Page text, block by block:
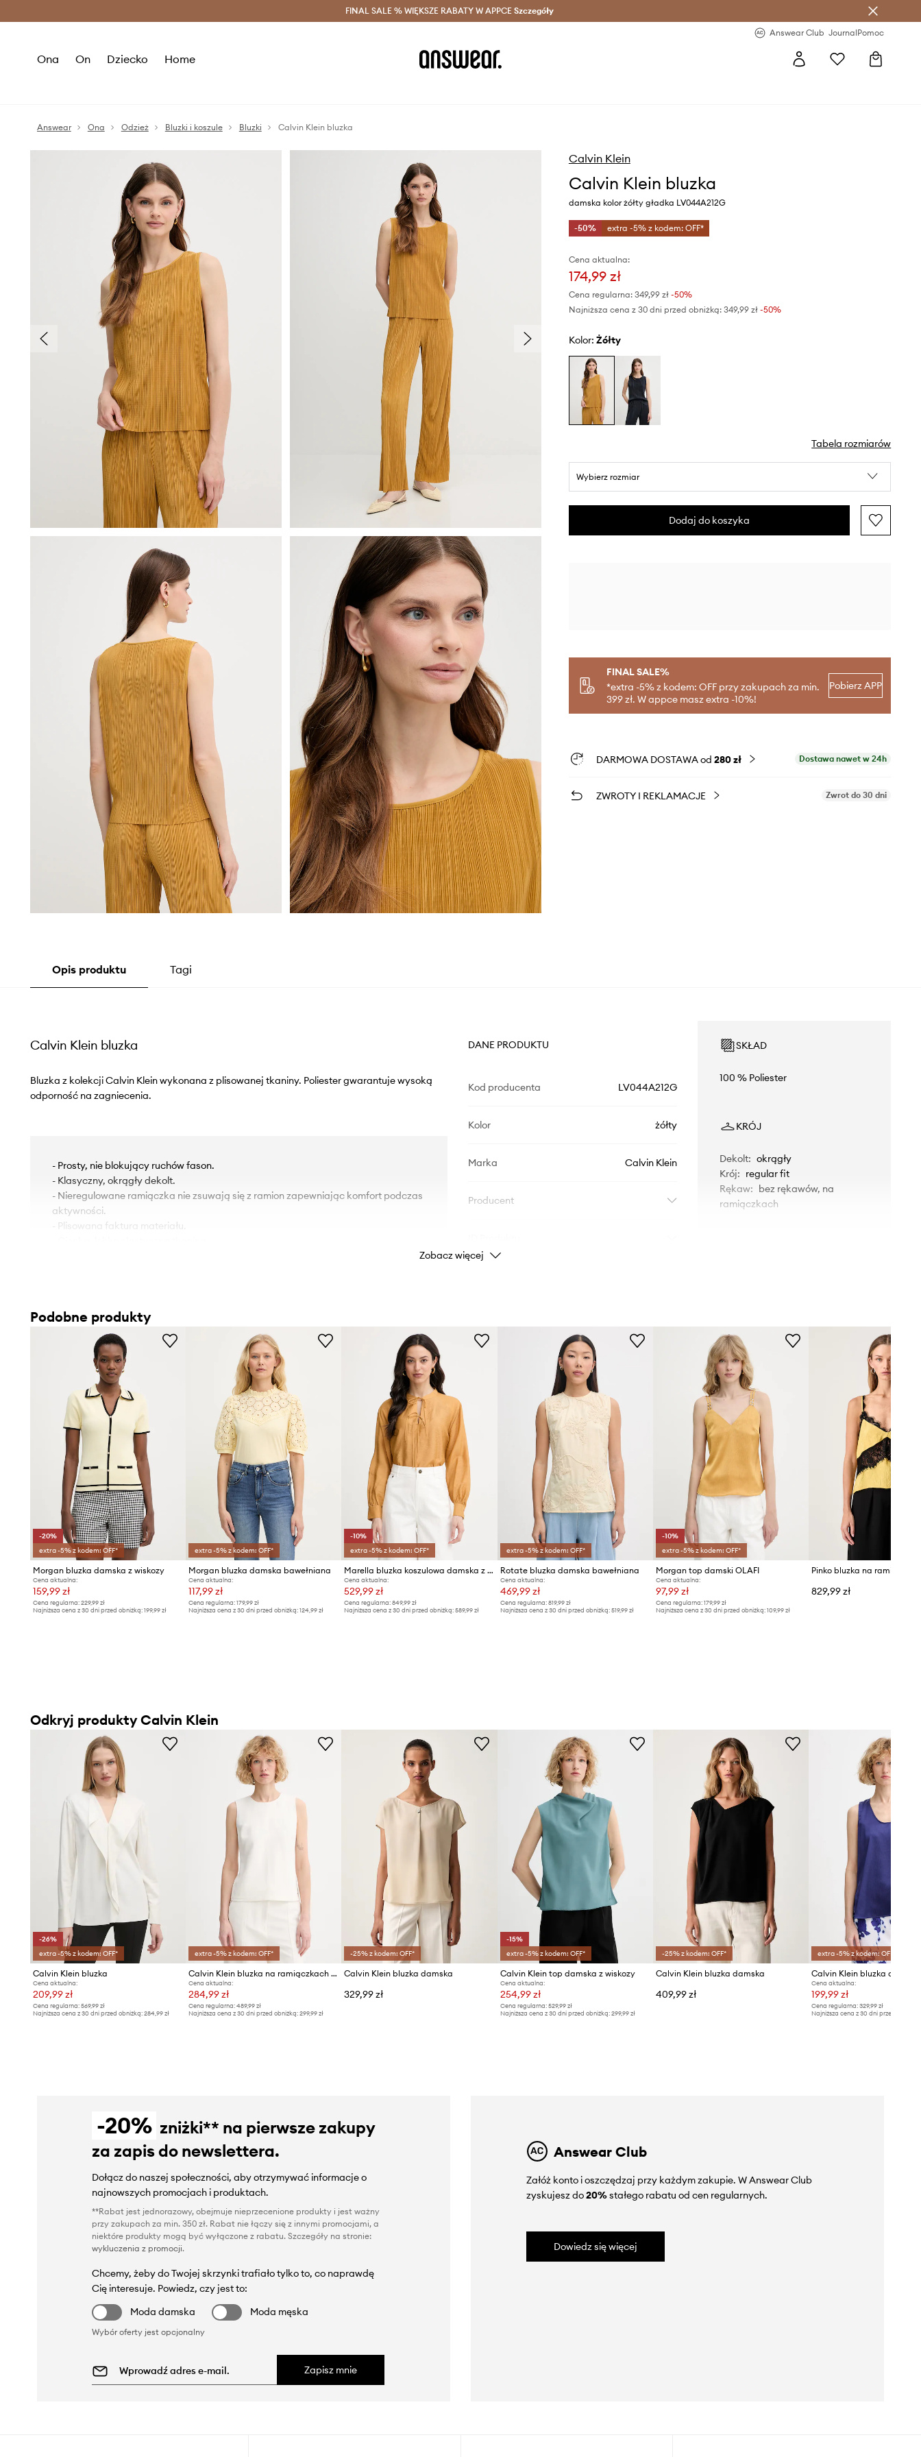
Oszczędzaj z Answear Club > Dostawa nawet w 24h >
FINAL SALE % WIĘKSZE RABATY W APPCE Szczegóły
Answear Club JournalPomoc
Ona On Dziecko Home
Answear Ona Odzież Bluzki i koszule Bluzki Calvin Klein bluzka
Calvin Klein
Calvin Klein bluzka
damska kolor żółty gładka LV044A212G
-50% extra -5% z kodem: OFF*
Cena aktualna:
174,99 zł
Cena regularna: 349,99 zł-50%
Najniższa cena z 30 dni przed obniżką: 349,99 zł -50%
Kolor: żółty
Tabela rozmiarów
Wybierz rozmiar
Dodaj do koszyka
FINAL SALE%
*extra -5% z kodem: OFF przy zakupach za min.
399 zł. W appce masz extra -10%!
Pobierz APP
DARMOWA DOSTAWA od 280 zł Dostawa nawet w 24h
ZWROTY I REKLAMACJE Zwrot do 30 dni
Opis produktu Tagi
Calvin Klein bluzka
Bluzka z kolekcji Calvin Klein wykonana z plisowanej tkaniny. Poliester gwarantuje wysoką
odporność na zagniecenia.
- Prosty, nie blokujący ruchów fason.
- Klasyczny, okrągły dekolt.
- Nieregulowane ramiączka nie zsuwają się z ramion zapewniając komfort podczas
aktywności.
- Plisowana faktura materiału.
DANE PRODUKTU
Kod producenta LV044A212G
Kolor żółty
Marka Calvin Klein
Producent
SKŁAD
100 % Poliester
KRÓJ
Dekolt: okrągły
Krój: regular fit
Rękaw: bez rękawów, na
ramiączkach
Zalecamy wybór rozmiaru, jaki nosisz
zazwyczaj.
Tabela rozmiarów
Zobacz więcej
Podobne produkty
-20%
extra -5% z kodem: OFF*
Morgan bluzka damska z wiskozy
Cena aktualna:
159,99 zł
Cena regularna: 229,99 zł
Najniższa cena z 30 dni przed obniżką: 199,99 zł
extra -5% z kodem: OFF*
Morgan bluzka damska bawełniana
Cena aktualna:
117,99 zł
Cena regularna:179,99 zł
Najniższa cena z 30 dni przed obniżką:124,99 zł
-10%
extra -5% z kodem: OFF*
Marella bluzka koszulowa damska z modalem AFELIO
Cena aktualna:
529,99 zł
Cena regularna: 849,99 zł
Najniższa cena z 30 dni przed obniżką: 589,99 zł
extra -5% z kodem: OFF*
Rotate bluzka damska bawełniana
Cena aktualna:
469,99 zł
Cena regularna: 819,99 zł
Najniższa cena z 30 dni przed obniżką: 519,99 zł
-10%
extra -5% z kodem: OFF*
Morgan top damski OLAFI
Cena aktualna:
97,99 zł
Cena regularna:179,99 zł
Najniższa cena z 30 dni przed obniżką:109,99 zł
829,99 zł
Odkryj produkty Calvin Klein
-26%
extra -5% z kodem: OFF*
Calvin Klein bluzka
Cena aktualna:
209,99 zł
Cena regularna: 569,99 zł
Najniższa cena z 30 dni przed obniżką: 284,99 zł
extra -5% z kodem: OFF*
Calvin Klein bluzka na ramiączkach damska z wiskozą
Cena aktualna:
284,99 zł
Cena regularna:489,99 zł
Najniższa cena z 30 dni przed obniżką:299,99 zł
-25% z kodem: OFF*
Calvin Klein bluzka damska
329,99 zł
-15%
extra -5% z kodem: OFF*
Calvin Klein top damska z wiskozy
Cena aktualna:
254,99 zł
Cena regularna: 529,99 zł
Najniższa cena z 30 dni przed obniżką: 299,99 zł
-25% z kodem: OFF*
Calvin Klein bluzka damska
409,99 zł
extra -5% z kodem: OFF*
Calvin Klein bluzka damska
Cena aktualna:
199,99 zł
Cena regularna: 329,99 zł
Najniższa cena z 30 dni przed obniżką:
-20% zniżki** na pierwsze zakupy
za zapis do newslettera.
Dołącz do naszej społeczności, aby otrzymywać informacje o
najnowszych promocjach i produktach.
**Rabat jest jednorazowy, obejmuje nieprzecenione produkty i jest ważny
przy zakupach za min. 350 zł. Rabat nie łączy się z innymi promocjami, a
niektóre produkty mogą być wyłączone z rabatu. Szczegóły na stronie:
wykluczenia z promocji.
Chcemy, żeby do Twojej skrzynki trafiało tylko to, co naprawdę
Cię interesuje. Powiedz, czy jest to:
Moda damska
Moda męska
Wybór oferty jest opcjonalny
Zapisz mnie
Answear Club
Załóż konto i oszczędzaj przy każdym zakupie. W Answear Club
zyskujesz do20%stałego rabatu od cen regularnych.
Dowiedz się więcej